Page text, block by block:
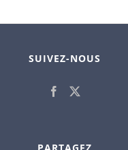
SUIVEZ-NOUS